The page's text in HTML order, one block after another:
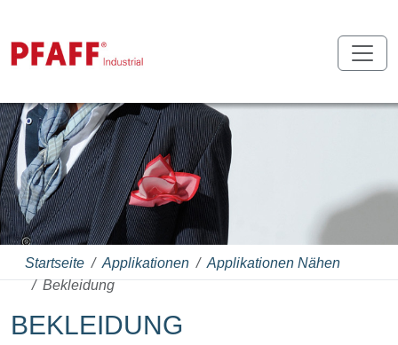
Startseite Applikationen
Applikationen Nähen
Bekleidung
BEKLEIDUNG